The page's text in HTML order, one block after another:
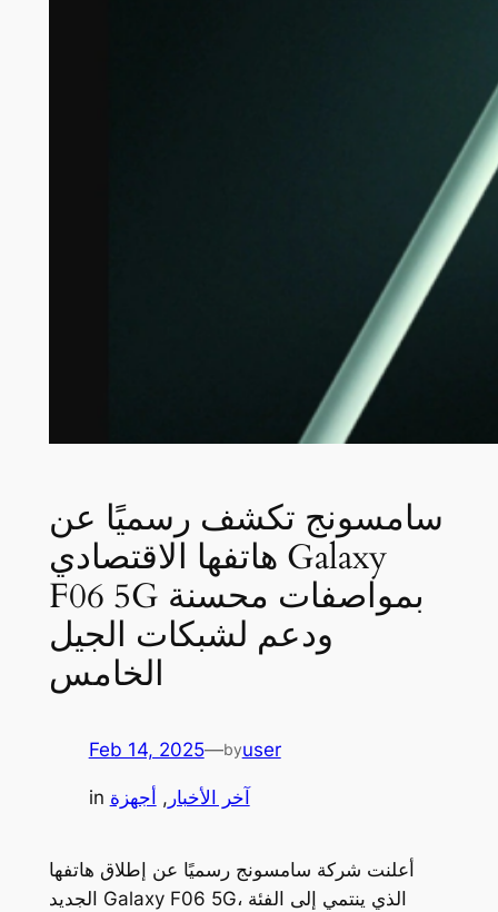
سامسونج تكشف رسميًا عن
هاتفها الاقتصادي Galaxy
F06 5G بمواصفات محسنة
ودعم لشبكات الجيل
الخامس
Feb 14, 2025—byuser
in آخر الأخبار , أجهزة
أعلنت شركة سامسونج رسميًا عن إطلاق هاتفها
الجديد Galaxy F06 5G، الذي ينتمي إلى الفئة